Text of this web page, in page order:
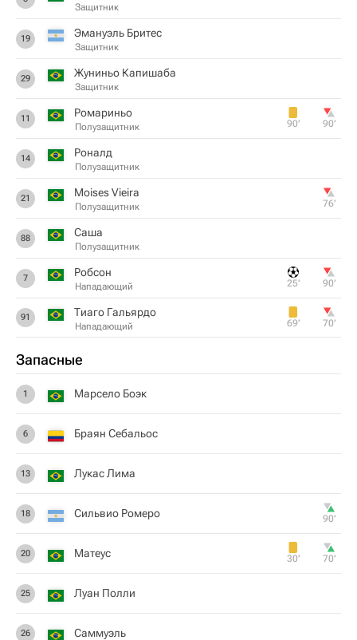
Защитник
19 Эмануэль Бритес
Защитник
29 Жуниньо Капишаба
Защитник
11 Ромариньо
Полузащитник 90‎’‎ 90‎’‎
14 Роналд
Полузащитник
21 Moises Vieira
Полузащитник 76‎’‎
88 Саша
Полузащитник
7 Робсон
Нападающий 25‎’‎ 90‎’‎
91 Тиаго Гальярдо
Нападающий 69‎’‎ 70‎’‎
Запасные
1 Марсело Боэк
6 Браян Себальос
13 Лукас Лима
18 Сильвио Ромеро 90‎’‎
20 Матеус 30‎’‎ 70‎’‎
25 Луан Полли
26 Саммуэль